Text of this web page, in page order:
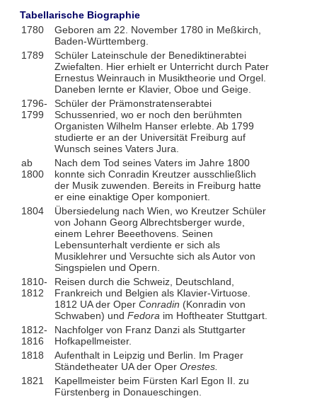
Tabellarische Biographie
1780
Geboren am 22. November 1780 in Meßkirch,
Baden-Württemberg.
1789
Schüler Lateinschule der Benediktinerabtei
Zwiefalten. Hier erhielt er Unterricht durch Pater
Ernestus Weinrauch in Musiktheorie und Orgel.
Daneben lernte er Klavier, Oboe und Geige.
1796-
1799
Schüler der Prämonstratenserabtei
Schussenried, wo er noch den berühmten
Organisten Wilhelm Hanser erlebte. Ab 1799
studierte er an der Universität Freiburg auf
Wunsch seines Vaters Jura.
ab
1800
Nach dem Tod seines Vaters im Jahre 1800
konnte sich Conradin Kreutzer ausschließlich
der Musik zuwenden. Bereits in Freiburg hatte
er eine einaktige Oper komponiert.
1804
Übersiedelung nach Wien, wo Kreutzer Schüler
von Johann Georg Albrechtsberger wurde,
einem Lehrer Beeethovens. Seinen
Lebensunterhalt verdiente er sich als
Musiklehrer und Versuchte sich als Autor von
Singspielen und Opern.
1810-
1812
Reisen durch die Schweiz, Deutschland,
Frankreich und Belgien als Klavier-Virtuose.
1812 UA der Oper Conradin (Konradin von
Schwaben) und Fedora im Hoftheater Stuttgart.
1812-
1816
Nachfolger von Franz Danzi als Stuttgarter
Hofkapellmeister.
1818
Aufenthalt in Leipzig und Berlin. Im Prager
Ständetheater UA der Oper Orestes.
1821
Kapellmeister beim Fürsten Karl Egon II. zu
Fürstenberg in Donaueschingen.